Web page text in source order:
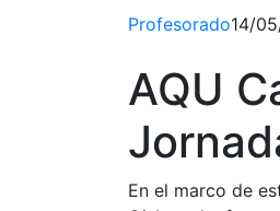
Profesorado14/
AQU
En el marco de